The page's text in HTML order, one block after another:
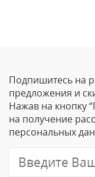
Ваше Имя
Email
Подпишитесь на
предложения и
Нажав на кнопку
на получение
персональных